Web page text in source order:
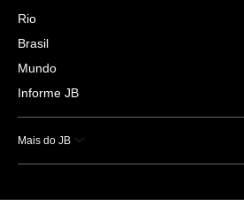
Rio
Brasil
Mundo
Informe JB
Mais do JB
Esportes